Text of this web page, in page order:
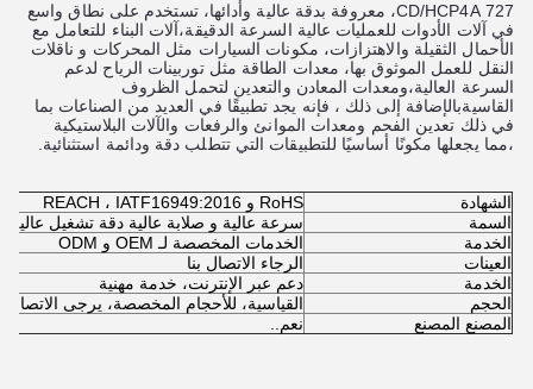
727 CD/HCP4A، معروفة بدقة عالية وأدائها، تستخدم على نطاق واسع
في آلات الأدوات للعمليات عالية السرعة الدقيقة،آلات البناء للتعامل مع
الأحمال الثقيلة والاهتزازات، مكونات السيارات مثل المحركات و ناقلات
النقل للعمل الموثوق بها، معدات الطاقة مثل توربينات الرياح لدعم
السرعة العالية،ومعدات المعادن والتعدين لتحمل الظروف
القاسيةبالإضافة إلى ذلك ، فإنه يجد تطبيقًا في العديد من الصناعات بما
في ذلك تعدين الفحم ومعدات الموانئ والرفعات والآلات البلاستيكية
،مما يجعلها مكونًا أساسيًا للتطبيقات التي تتطلب دقة ودائمة استثنائية.
الشهادة
RoHS و REACH ، IATF16949:2016
السمة
سرعة عالية و صلابة عالية دقة تشغيل عالية
الخدمة
الخدمات المخصصة لـ OEM و ODM
العينات
الرجاء الاتصال بنا
الخدمة
دعم عبر الإنترنت، خدمة مهنية
الحجم
القياسية، للأحجام المخصصة، يرجى الاتصال
المصنع المصنع
نعم..